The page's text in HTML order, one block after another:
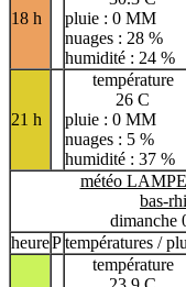
18 h
pluie : 0 MM
nuages : 28 %
humidité : 24 %
21 h
température
26 C
pluie : 0 MM
nuages : 5 %
humidité : 37 %
météo
bas-
dimanche
heurePtempératures /
température